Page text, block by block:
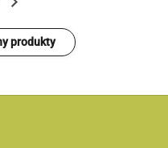
produkty